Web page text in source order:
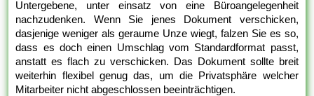
Untergebene, unter einsatz von eine Büroangelegenheit
nachzudenken. Wenn Sie jenes Dokument verschicken,
dasjenige weniger als geraume Unze wiegt, falzen Sie es so,
dass es doch einen Umschlag vom Standardformat passt,
anstatt es flach zu verschicken. Das Dokument sollte breit
weiterhin flexibel genug das, um die Privatsphäre welcher
Mitarbeiter nicht abgeschlossen beeinträchtigen.